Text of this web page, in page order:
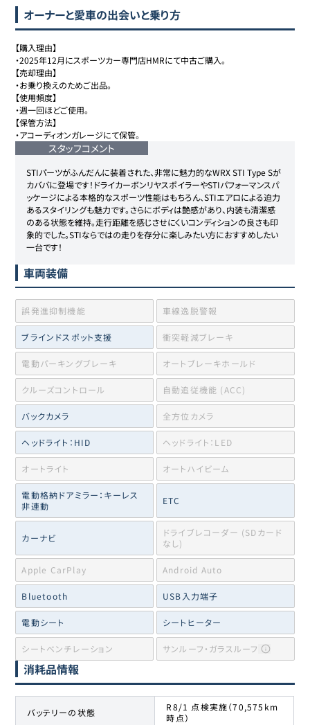
オーナーと愛車の出会いと乗り方
【購入理由】
・2025年12月にスポーツカー専門店HMRにて中古ご購入。
【売却理由】
・お乗り換えのためご出品。
【使用頻度】
・週一回ほどご使用。
【保管方法】
・アコーディオンガレージにて保管。
スタッフコメント
STIパーツがふんだんに装着された、非常に魅力的なWRX STI Type Sが
カババに登場です！ドライカーボンリヤスポイラーやSTIパフォーマンスパ
ッケージによる本格的なスポーツ性能はもちろん、STIエアロによる迫力
あるスタイリングも魅力です。さらにボディは艶感があり、内装も清潔感
のある状態を維持。走行距離を感じさせにくいコンディションの良さも印
象的でした。STIならではの走りを存分に楽しみたい方におすすめしたい
一台です！
車両装備
誤発進抑制機能 車線逸脱警報
ブラインドスポット支援 衝突軽減ブレーキ
電動パーキングブレーキ オートブレーキホールド
クルーズコントロール 自動追従機能 (ACC)
バックカメラ 全方位カメラ
ヘッドライト：HID ヘッドライト：LED
オートライト オートハイビーム
電動格納ドアミラー：キーレス
非連動
ETC
カーナビ
ドライブレコーダー (SDカード
なし)
Apple CarPlay Android Auto
Bluetooth USB入力端子
電動シート シートヒーター
シートベンチレーション サンルーフ・ガラスルーフ
消耗品情報
バッテリーの状態
R8/1 点検実施（70,575km
時点）